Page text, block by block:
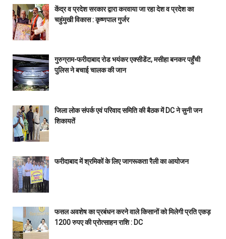
केंद्र व प्रदेश सरकार द्वारा करवाया जा रहा देश व प्रदेश का
चहुंमुखी विकास : कृष्णपाल गुर्जर
गुरुग्राम-फरीदाबाद रोड भयंकर एक्सीडेंट, मसीहा बनकर पहुँची
पुलिस ने बचाई चालक की जान
जिला लोक संपर्क एवं परिवाद समिति की बैठक में DC ने सुनी जन
शिकायतें
फरीदाबाद में श्रमिकों के लिए जागरूकता रैली का आयोजन
फसल अवशेष का प्रबंधन करने वाले किसानों को मिलेगी प्रति एकड़
1200 रुपए की प्रोत्साहन राशि : DC